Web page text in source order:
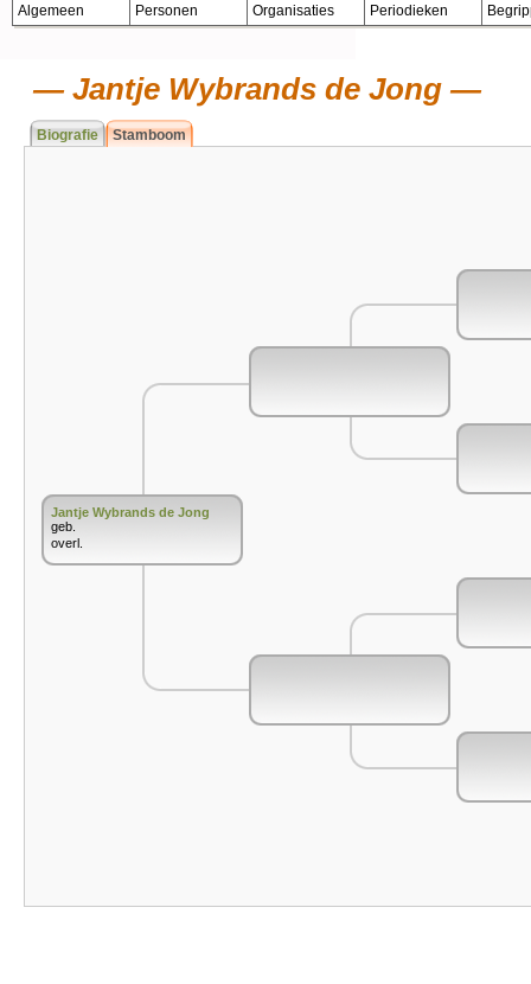
Algemeen Personen Organisaties Periodieken
Jantje Wybrands de Jong
Biografie Stamboom
Jantje Wybrands de Jong
geb.
overl.